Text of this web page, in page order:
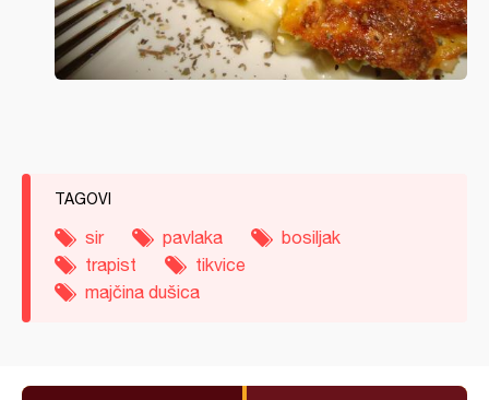
TAGOVI
sir pavlaka
bosiljak
trapist
tikvice
majčina dušica